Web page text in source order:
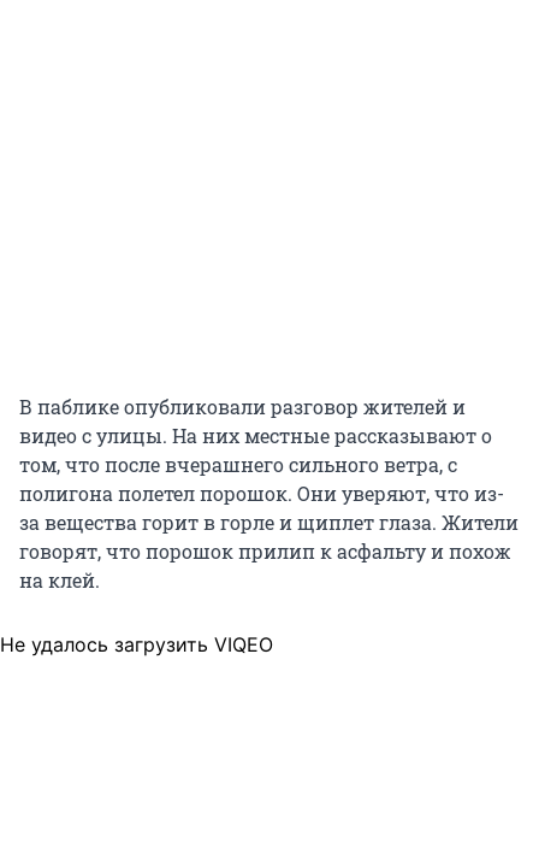
В паблике опубликовали разговор жителей и
видео с улицы. На них местные рассказывают о
том, что после вчерашнего сильного ветра, с
полигона полетел порошок. Они уверяют, что из-
за вещества горит в горле и щиплет глаза. Жители
говорят, что порошок прилип к асфальту и похож
на клей.
Не удалось загрузить VIQEO